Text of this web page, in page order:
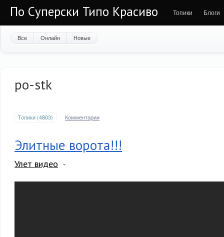
По Суперски Типо Красиво Топики Блоги
Все Онлайн Новые
po-stk
Топики (4803) Комментарии
Элитные ворота!!!
Улет видео